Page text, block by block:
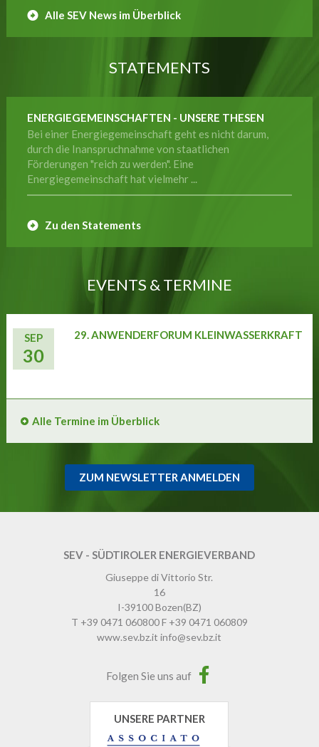
Alle SEV News im Überblick
STATEMENTS
ENERGIEGEMEINSCHAFTEN - UNSERE THESEN
Bei einer Energiegemeinschaft geht es nicht darum,
durch die Inanspruchnahme von staatlichen
Förderungen "reich zu werden". Eine
Energiegemeinschaft hat vielmehr ...
Zu den Statements
EVENTS & TERMINE
SEP
30
29. ANWENDERFORUM KLEINWASSERKRAFT
Alle Termine im Überblick
ZUM NEWSLETTER ANMELDEN
SEV - SÜDTIROLER ENERGIEVERBAND
Giuseppe di Vittorio Str.
16
I-39100Bozen(BZ)
T +39 0471 060800F +39 0471 060809
www.sev.bz.it info@sev.bz.it
Folgen Sie uns auf
UNSERE PARTNER